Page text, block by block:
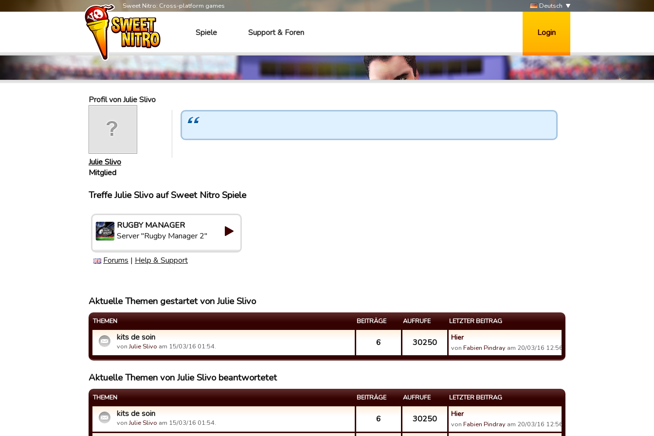
Sweet Nitro: Cross-platform games Deutsch
Spiele Support & Foren Login
Profil von Julie Slivo
Julie Slivo
Mitglied
Treffe Julie Slivo auf Sweet Nitro Spiele
RUGBY MANAGER
Server "Rugby Manager 2"
Forums | Help & Support
Aktuelle Themen gestartet von Julie Slivo
THEMEN BEITRÄGE AUFRUFE LETZTER BEITRAG
kits de soin
vonJulie Slivo am 15/03/16 01:54. 6 30250 Hier
von Fabien Pindray am 20/03/16 12:56.
Aktuelle Themen von Julie Slivo beantwortetet
THEMEN BEITRÄGE AUFRUFE LETZTER BEITRAG
kits de soin
vonJulie Slivo am 15/03/16 01:54. 6 30250 Hier
von Fabien Pindray am 20/03/16 12:56.